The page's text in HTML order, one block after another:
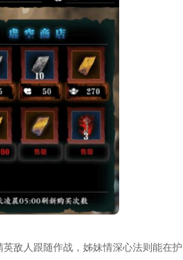
敌人跟随作战，姊妹情深心法则能在护